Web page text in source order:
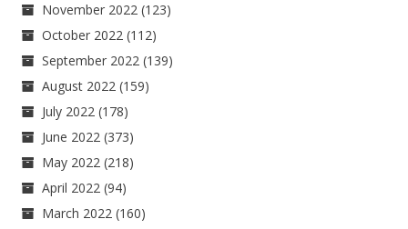
November 2022 (123)
October 2022 (112)
September 2022 (139)
August 2022 (159)
July 2022 (178)
June 2022 (373)
May 2022 (218)
April 2022 (94)
March 2022 (160)